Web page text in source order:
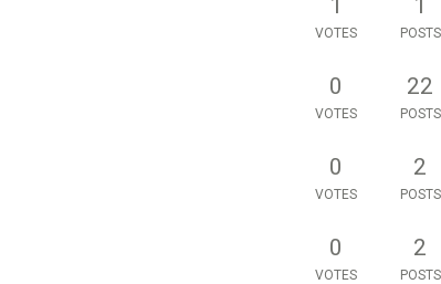
VOTES POSTS
0
VOTES
22
POSTS
0
VOTES
2
POSTS
0
VOTES
2
POSTS